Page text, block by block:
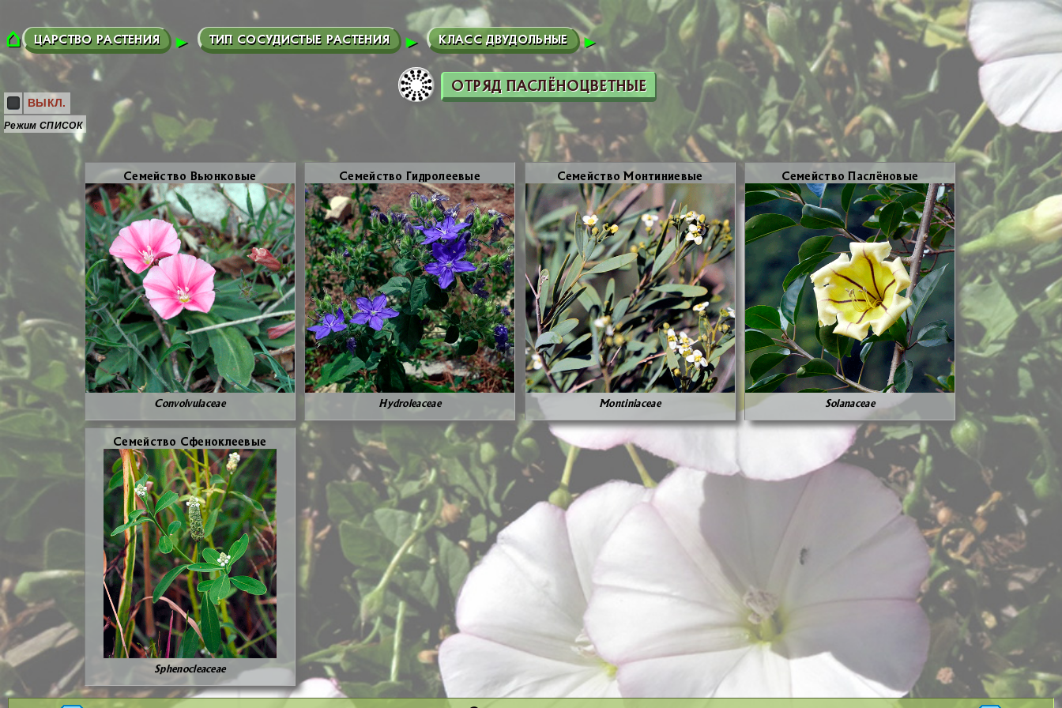
ЦАРСТВО РАСТЕНИЯ ТИП СОСУДИСТЫЕ РАСТЕНИЯ КЛАСС ДВУДОЛЬНЫЕ
ОТРЯД ПАСЛЁНОЦВЕТНЫЕ
ВЫКЛ.
Режим СПИСОК
Се­мей­ство Вьюн­ко­вые
Convolvulaceae
Се­мей­ство Гид­ро­ле­е­вые
Hydroleaceae
Се­мей­ство Мон­ти­ни­е­вые
Montiniaceae
Се­мей­ство Пас­лё­но­вые
Solanaceae
Се­мей­ство Сфе­но­кле­е­вые
Sphenocleaceae